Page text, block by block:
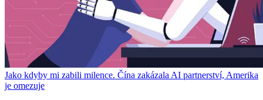
Jako kdyby mi zabili milence. Čína zakázala AI partnerství, Amerika
je omezuje